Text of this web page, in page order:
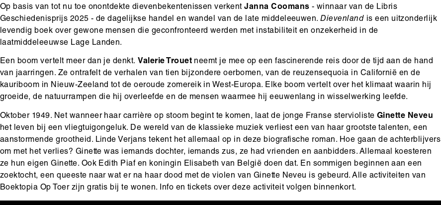
Op basis van tot nu toe onontdekte dievenbekentenissen verkentJanna Coomans - winnaar van de Libris
Geschiedenisprijs 2025 - de dagelijkse handel en wandel van de late middeleeuwen.Dievenland is een uitzonderlijk
levendig boek over gewone mensen die geconfronteerd werden met instabiliteit en onzekerheid in de
laatmiddeleeuwse Lage Landen.
Een boom vertelt meer dan je denkt. Valerie Trouet neemt je mee op een fascinerende reis door de tijd aan de hand
van jaarringen. Ze ontrafelt de verhalen van tien bijzondere oerbomen, van de reuzensequoia in Californië en de
kauriboom in Nieuw-Zeeland tot de oeroude zomereik in West-Europa. Elke boom vertelt over het klimaat waarin hij
groeide, de natuurrampen die hij overleefde en de mensen waarmee hij eeuwenlang in wisselwerking leefde.
Oktober 1949. Net wanneer haar carrière op stoom begint te komen, laat de jonge Franse stervioliste Ginette Neveu
het leven bij een vliegtuigongeluk. De wereld van de klassieke muziek verliest een van haar grootste talenten, een
aanstormende grootheid. Linde Verjans tekent het allemaal op in deze biografische roman. Hoe gaan de achterblijvers
om met het verlies? Ginette was iemands dochter, iemands zus, ze had vrienden en aanbidders. Allemaal koesteren
ze hun eigen Ginette. Ook Edith Piaf en koningin Elisabeth van België doen dat. En sommigen beginnen aan een
zoektocht, een queeste naar wat er na haar dood met de violen van Ginette Neveu is gebeurd. Alle activiteiten van
Boektopia Op Toer zijn gratis bij te wonen. Info en tickets over deze activiteit volgen binnenkort.